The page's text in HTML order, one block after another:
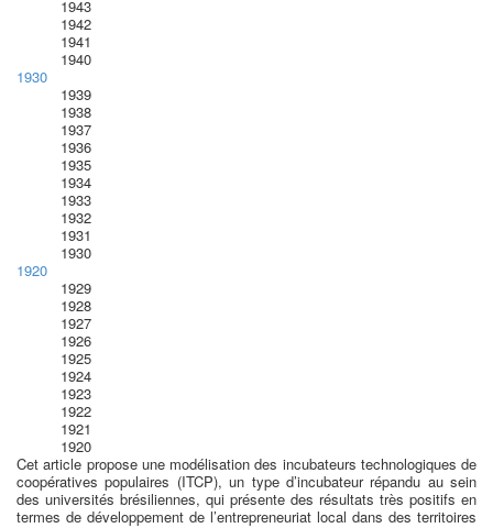
1943
1942
1941
1940
1930
1939
1938
1937
1936
1935
1934
1933
1932
1931
1930
1920
1929
1928
1927
1926
1925
1924
1923
1922
1921
1920
Cet article propose une modélisation des incubateurs technologiques de
coopératives populaires (ITCP), un type d’incubateur répandu au sein
des universités brésiliennes, qui présente des résultats très positifs en
termes de développement de l’entrepreneuriat local dans des territoires